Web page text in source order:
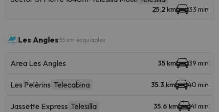
25.2 km 33 min
Les Angles 55 km esquiables
Area Les Angles 35 km 39 min
Les Pelèrins Telecabina 35.3 km 40 min
Jassette Express Telesilla 35.6 km 41 min